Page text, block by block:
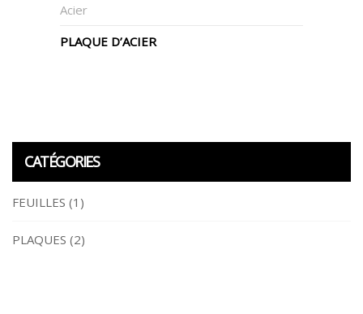
CATÉGORIES
FEUILLES (1)
PLAQUES (2)
Acier
PLAQUE D’ACIER